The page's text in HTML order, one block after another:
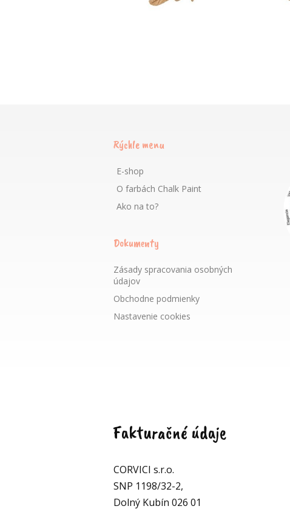
Rýchle menu
E-shop
O farbách Chalk Paint
Ako na to?
Dokumenty
Zásady spracovania osobných
údajov
Obchodne podmienky
Nastavenie cookies
Fakturačné údaje
CORVICI s.r.o.
SNP 1198/32-2,
Dolný Kubín 026 01